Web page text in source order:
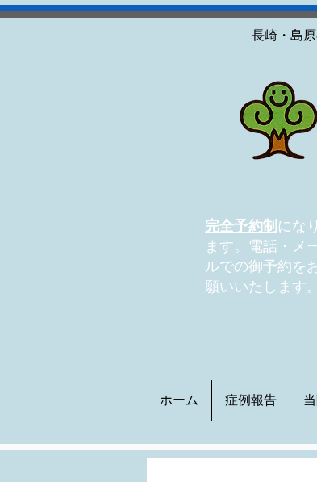
長崎・島
完全予約制 になり
ます。電話・メ
ルでの御予約を
願いいたします。
ホーム 症例報告